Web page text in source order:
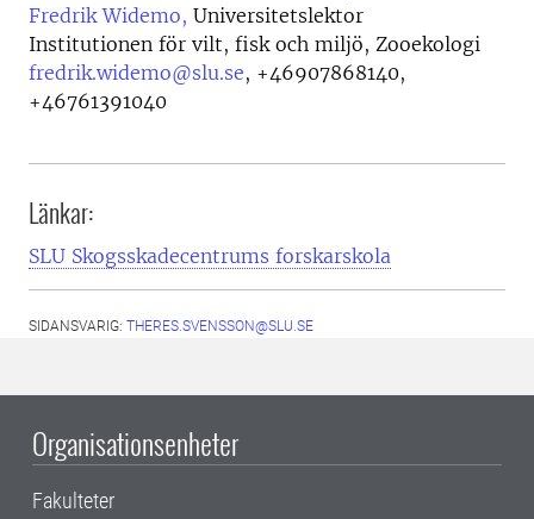
Fredrik Widemo, Universitetslektor
Institutionen för vilt, fisk och miljö, Zooekologi
fredrik.widemo@slu.se, +46907868140,
+46761391040
Länkar:
SLU Skogsskadecentrums forskarskola
SIDANSVARIG: THERES.SVENSSON@SLU.SE
Organisationsenheter
Fakulteter